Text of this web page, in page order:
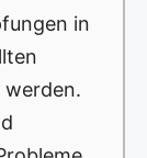
in